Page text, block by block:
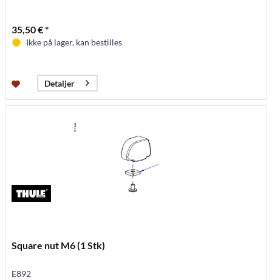
35,50 € *
Ikke på lager, kan bestilles
Detaljer
Square nut M6 (1 Stk)
E892